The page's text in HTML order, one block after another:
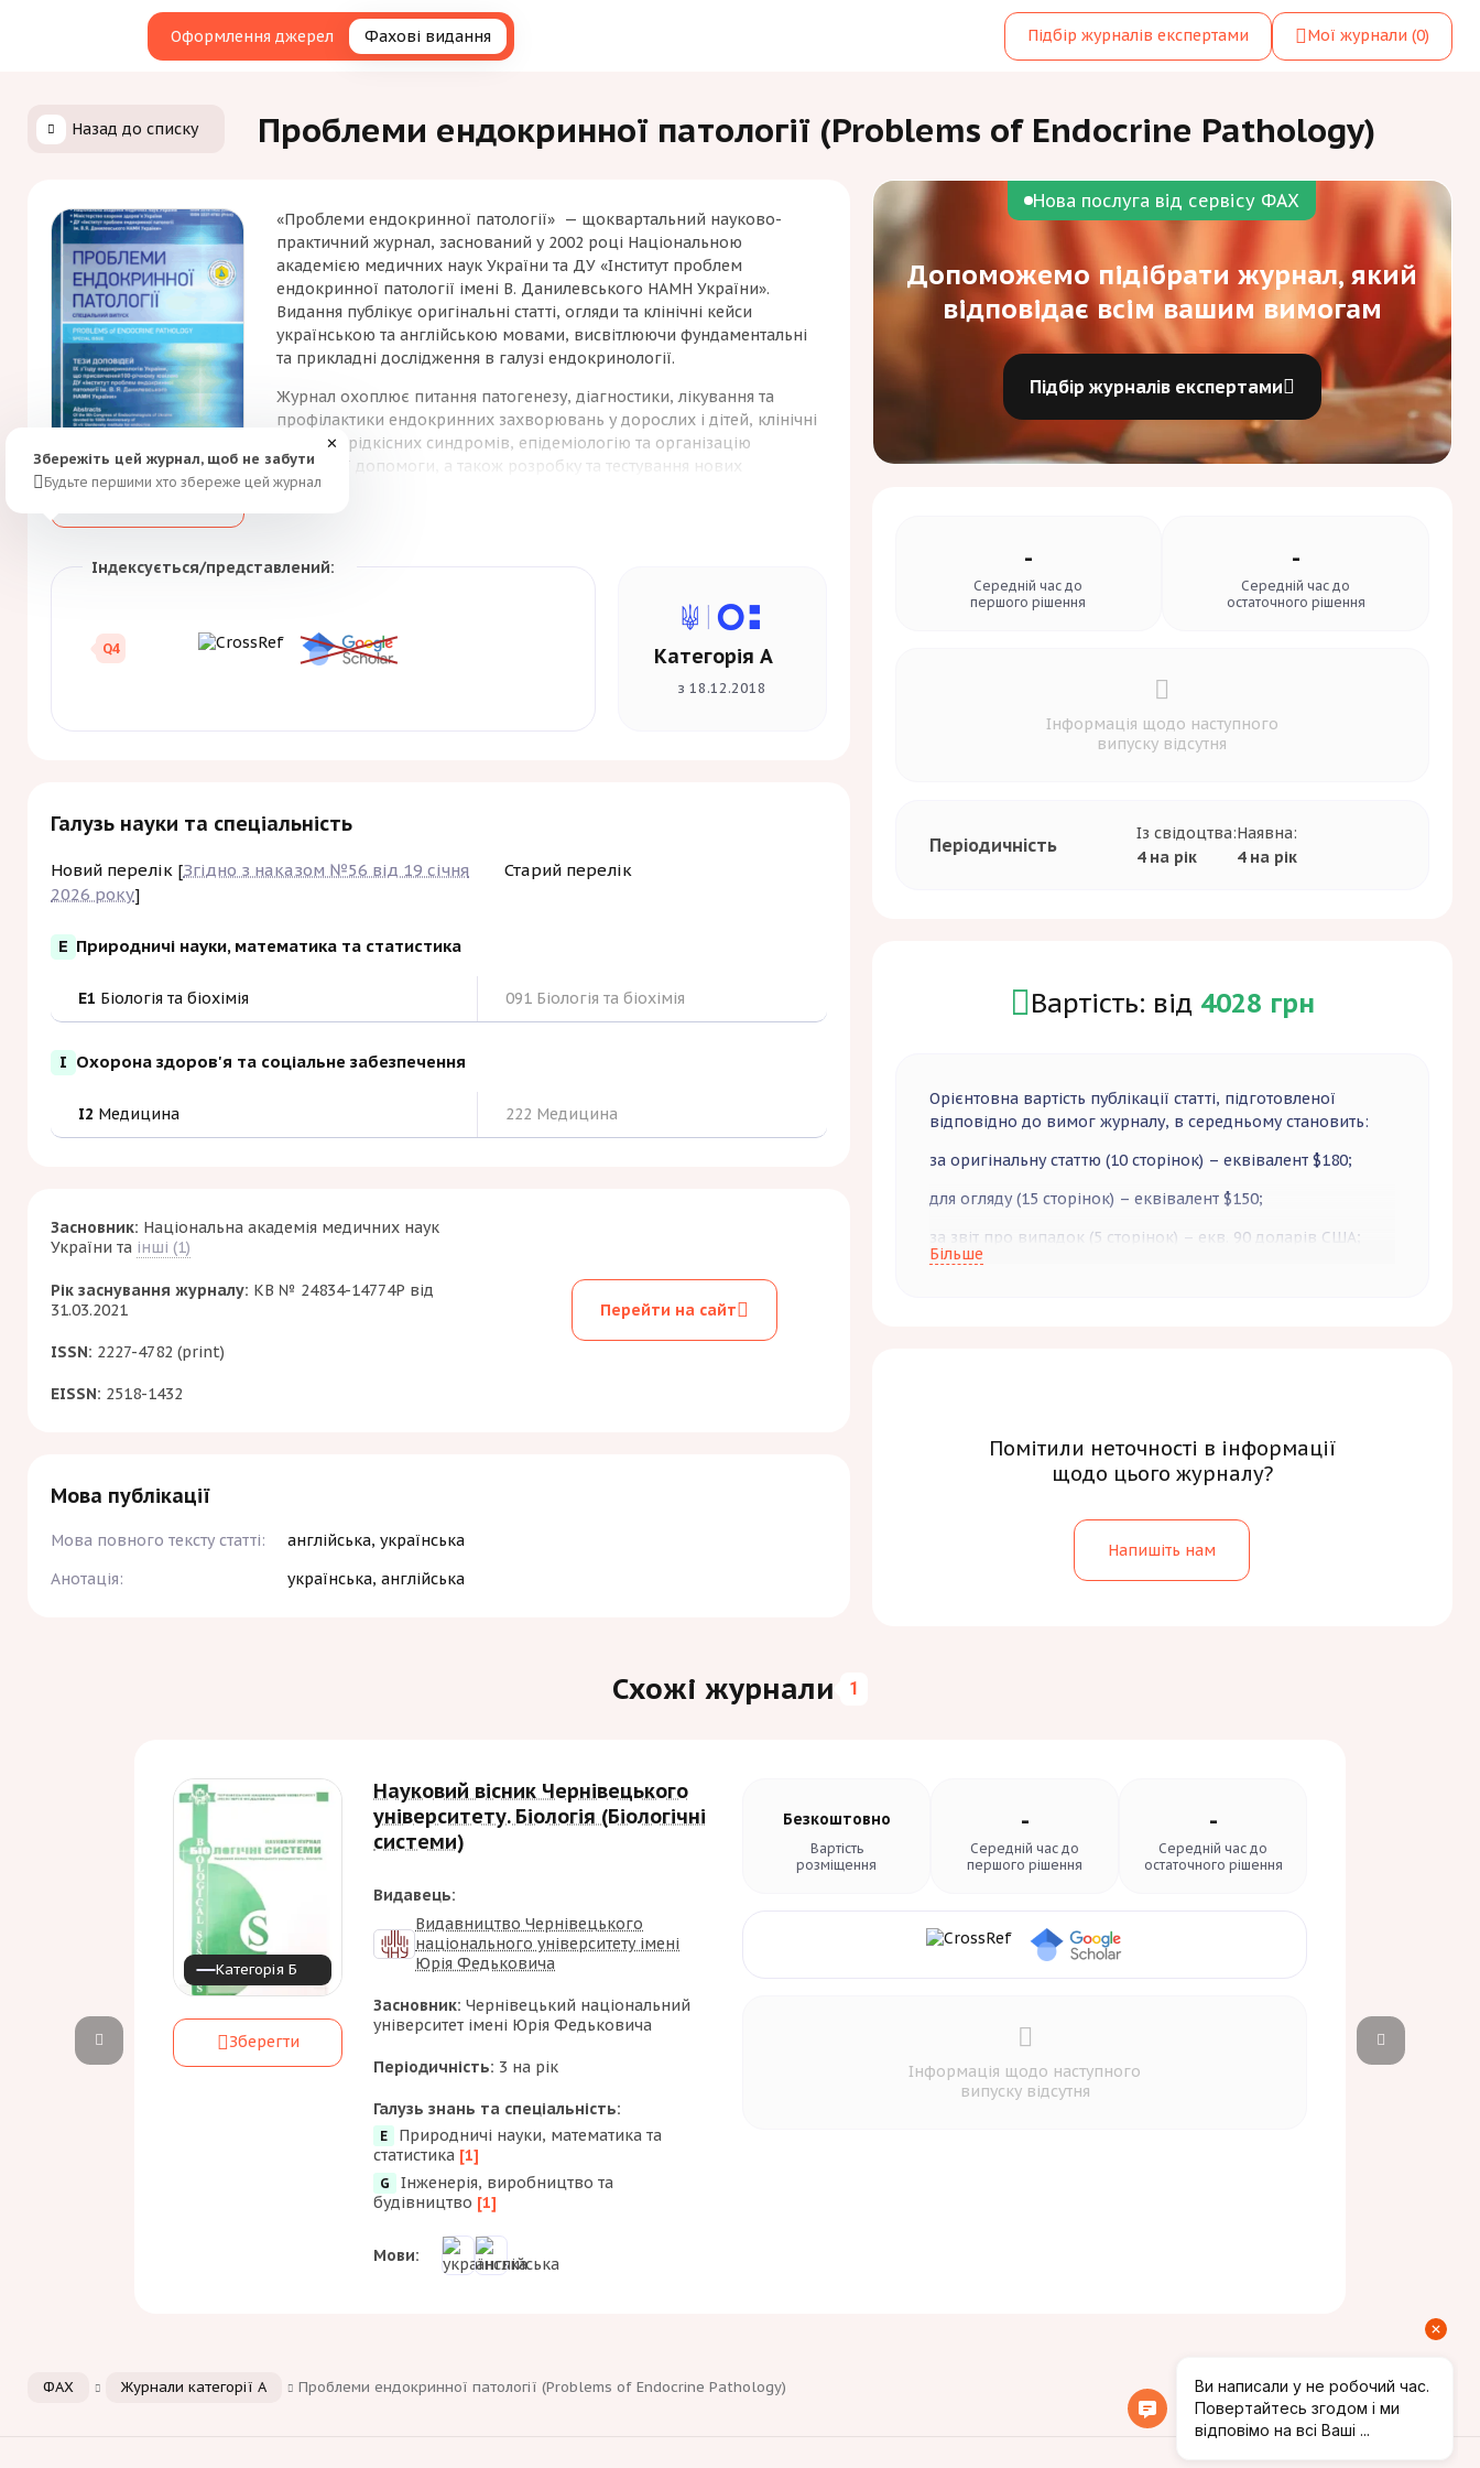
Оформлення джерел Фахові видання Підбір журналів експертами Мої журнали (0)
Назад до списку Проблеми ендокринної патології (Problems of Endocrine Pathology)
«Проблеми ендокринної патології» — щоквартальний науково-
практичний журнал, заснований у 2002 році Національною
академією медичних наук України та ДУ «Інститут проблем
ендокринної патології імені В. Данилевського НАМН України».
Видання публікує оригінальні статті, огляди та клінічні кейси
українською та англійською мовами, висвітлюючи фундаментальні
та прикладні дослідження в галузі ендокринології.
Журнал охоплює питання патогенезу, діагностики, лікування та
профілактики ендокринних захворювань у дорослих і дітей, клінічні
випадки рідкісних синдромів, епідеміологію та організацію
медичної допомоги, а також розробку та тестування нових
лікарських засобів. Видання призначене для лікарів, науковців,
ендокринної патології в практику.
Індексується/представлений:
Q4 Категорія А
з 18.12.2018
Галузь науки та спеціальність
Новий перелік [Згідно з наказом №56 від 19 січня
2026 року]
Старий перелік
E Природничі науки, математика та статистика
E1 Біологія та біохімія 091 Біологія та біохімія
I Охорона здоров'я та соціальне забезпечення
I2 Медицина 222 Медицина
Засновник: Національна академія медичних наук
України та інші (1)
Рік заснування журналу: КВ № 24834-14774Р від
31.03.2021
ISSN: 2227-4782 (print)
EISSN: 2518-1432
Перейти на сайт
Мова публікації
Мова повного тексту статті:
англійська, українська
Анотація:
українська, англійська
Нова послуга від сервісу ФАХ
Допоможемо підібрати журнал, який
відповідає всім вашим вимогам
Підбір журналів експертами
-
Середній час до
першого рішення
-
Середній час до
остаточного рішення
Інформація щодо наступного
випуску відсутня
Періодичність
Із свідоцтва:
4 на рік
Наявна:
4 на рік
Вартість: від 4028 грн
Орієнтовна вартість публікації статті, підготовленої
відповідно до вимог журналу, в середньому становить:
за оригінальну статтю (10 сторінок) – еквівалент $180;
для огляду(15 сторінок) – еквівалент $150;
за звіт про випадок (5 сторінок) – екв. 90 доларів США;
(включаючи список літератури – екв. $10).
Більше
Помітили неточності в інформації
щодо цього журналу?
Напишіть нам
Схожі журнали 1
Категорія Б
Зберегти
Науковий вісник Чернівецького
університету. Біологія (Біологічні
системи)
Видавець:
Видавництво Чернівецького
національного університету імені
Юрія Федьковича
Засновник: Чернівецький національний
університет імені Юрія Федьковича
Періодичність: 3 на рік
Галузь знань та спеціальність:
E
Природничі науки, математика та
статистика [1]
G
Інженерія, виробництво та
будівництво [1]
Мови:
Безкоштовно
Вартість
розміщення
-
Середній час до
першого рішення
-
Середній час до
остаточного рішення
Інформація щодо наступного
випуску відсутня
ФАХ Журнали категорії А Проблеми ендокринної патології (Problems of Endocrine Pathology)
Збережіть цей журнал, щоб не забути
Будьте першими хто збереже цей журнал
✕